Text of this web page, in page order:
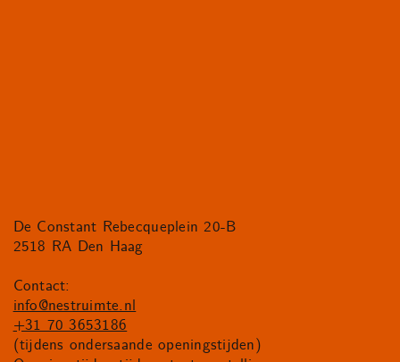
De Constant Rebecqueplein 20-B
2518 RA Den Haag
Contact:
info@nestruimte.nl
+31 70 3653186
(tijdens ondersaande openingstijden)